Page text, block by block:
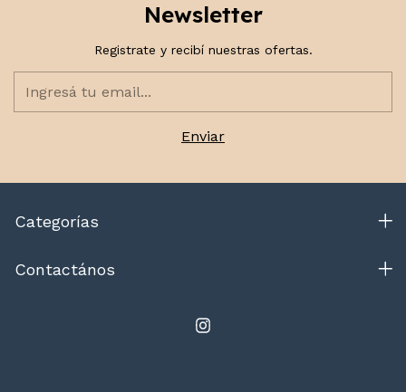
Newsletter
Registrate y recibí nuestras ofertas.
Categorías
Contactános